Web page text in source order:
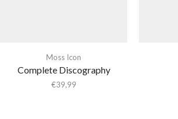
Moss Icon
Complete Discography
€39,99